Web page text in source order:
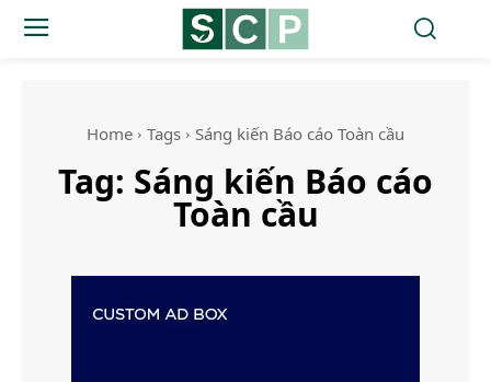
Home Tags Sáng kiến Báo cáo Toàn cầu
Tag: Sáng kiến Báo cáo
Toàn cầu